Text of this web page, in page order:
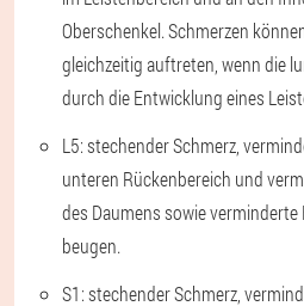
Oberschenkel. Schmerzen
gleichzeitig auftreten, wenn die
durch die Entwicklung eines
L5: stechender Schmerz,
unteren Rückenbereich und
des Daumens sowie verminderte
beugen.
S1: stechender Schmerz,